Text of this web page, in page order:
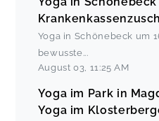
Yoga in Schönebeck um
bewusste...
August 03 11:25 AM
Yoga im Park in
Yoga im